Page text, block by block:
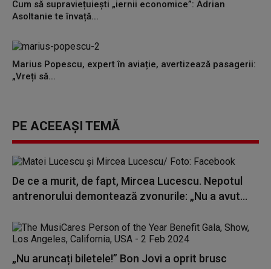
Cum să supraviețuiești „iernii economice”: Adrian
Asoltanie te învață...
Marius Popescu, expert în aviație, avertizează pasagerii:
„Vreți să...
PE ACEEAȘI TEMĂ
De ce a murit, de fapt, Mircea Lucescu. Nepotul
antrenorului demontează zvonurile: „Nu a avut...
„Nu aruncați biletele!” Bon Jovi a oprit brusc